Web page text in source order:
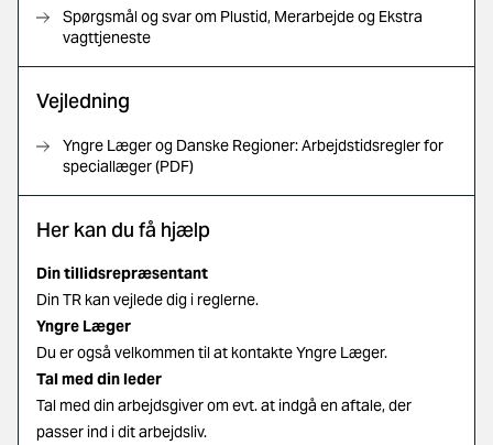
Spørgsmål og svar om Plustid, Merarbejde og Ekstra
vagttjeneste
Vejledning
Yngre Læger og Danske Regioner: Arbejdstidsregler for
speciallæger (PDF)
Her kan du få hjælp
Din tillidsrepræsentant
Din TR kan vejlede dig i reglerne.
Yngre Læger
Du er også velkommen til at kontakte Yngre Læger.
Tal med din leder
Tal med din arbejdsgiver om evt. at indgå en aftale, der
passer ind i dit arbejdsliv.